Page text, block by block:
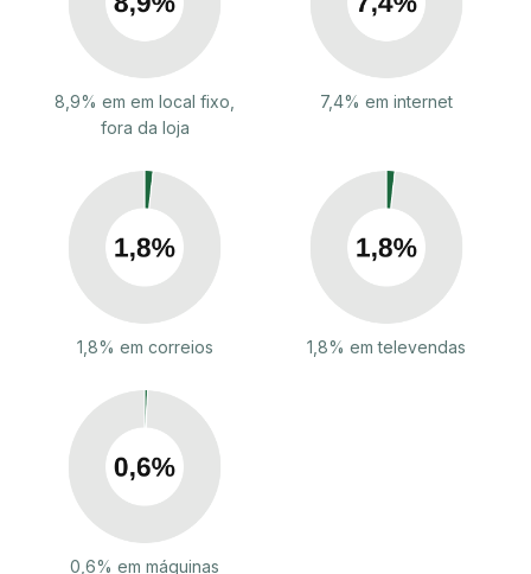
8,9% em em local fixo,
fora da loja
7,4% em internet
1,8% em correios 1,8% em televendas
0,6% em máquinas